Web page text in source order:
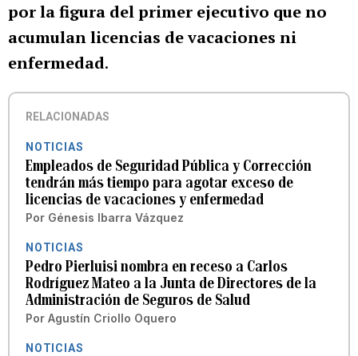
por la figura del primer ejecutivo que no
acumulan licencias de vacaciones ni
enfermedad.
RELACIONADAS
NOTICIAS
Empleados de Seguridad Pública y Corrección
tendrán más tiempo para agotar exceso de
licencias de vacaciones y enfermedad
Por Génesis Ibarra Vázquez
NOTICIAS
Pedro Pierluisi nombra en receso a Carlos
Rodríguez Mateo a la Junta de Directores de la
Administración de Seguros de Salud
Por Agustín Criollo Oquero
NOTICIAS